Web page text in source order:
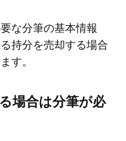
な分筆の基本情報
持分を売却する場合
す。
場合は分筆が必